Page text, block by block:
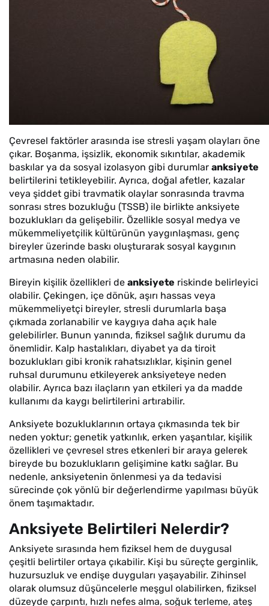
Çevresel faktörler arasında ise stresli yaşam olayları öne
çıkar. Boşanma, işsizlik, ekonomik sıkıntılar, akademik
baskılar ya da sosyal izolasyon gibi durumlar anksiyete
belirtilerini tetikleyebilir. Ayrıca, doğal afetler, kazalar
veya şiddet gibi travmatik olaylar sonrasında travma
sonrası stres bozukluğu (TSSB) ile birlikte anksiyete
bozuklukları da gelişebilir. Özellikle sosyal medya ve
mükemmeliyetçilik kültürünün yaygınlaşması, genç
bireyler üzerinde baskı oluşturarak sosyal kaygının
artmasına neden olabilir.
Bireyin kişilik özellikleri de anksiyete riskinde belirleyici
olabilir. Çekingen, içe dönük, aşırı hassas veya
mükemmeliyetçi bireyler, stresli durumlarla başa
çıkmada zorlanabilir ve kaygıya daha açık hale
gelebilirler. Bunun yanında, fiziksel sağlık durumu da
önemlidir. Kalp hastalıkları, diyabet ya da tiroit
bozuklukları gibi kronik rahatsızlıklar, kişinin genel
ruhsal durumunu etkileyerek anksiyeteye neden
olabilir. Ayrıca bazı ilaçların yan etkileri ya da madde
kullanımı da kaygı belirtilerini artırabilir.
Anksiyete bozukluklarının ortaya çıkmasında tek bir
neden yoktur; genetik yatkınlık, erken yaşantılar, kişilik
özellikleri ve çevresel stres etkenleri bir araya gelerek
bireyde bu bozuklukların gelişimine katkı sağlar. Bu
nedenle, anksiyetenin önlenmesi ya da tedavisi
sürecinde çok yönlü bir değerlendirme yapılması büyük
önem taşımaktadır.
Anksiyete Belirtileri Nelerdir?
Anksiyete sırasında hem fiziksel hem de duygusal
çeşitli belirtiler ortaya çıkabilir. Kişi bu süreçte gerginlik,
huzursuzluk ve endişe duyguları yaşayabilir. Zihinsel
olarak olumsuz düşüncelerle meşgul olabilirken, fiziksel
düzeyde çarpıntı, hızlı nefes alma, soğuk terleme, ateş